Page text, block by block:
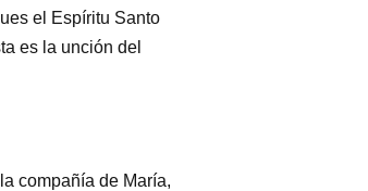
el Espíritu Santo
es la unción del
compañía de María,